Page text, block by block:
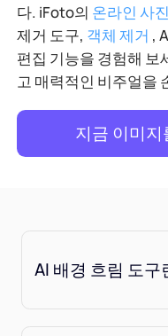
다. iFoto의 온라인 사
제거 도구, 객체 제거 ,
편집 기능을 경험해 보
고 매력적인 비주얼을
지금 이미
AI 배경 흐림 도